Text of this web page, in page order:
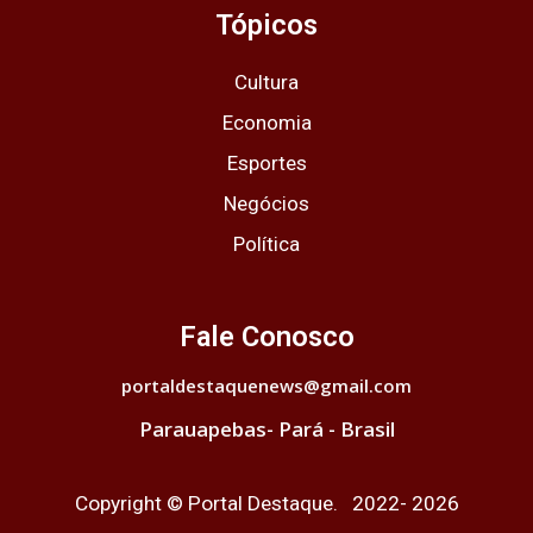
Tópicos
Cultura
Economia
Esportes
Negócios
Política
Fale Conosco
portaldestaquenews@gmail.com
Parauapebas- Pará - Brasil
Copyright © Portal Destaque. 2022- 2026